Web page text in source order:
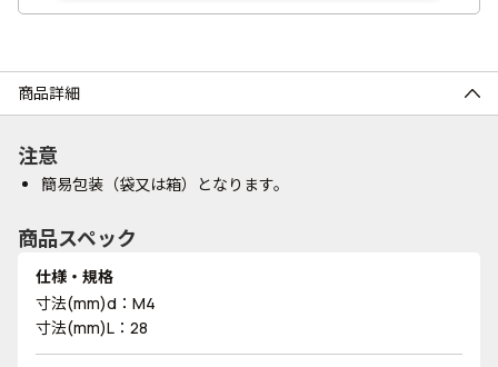
商品詳細
注意
簡易包装（袋又は箱）となります。
商品スペック
仕様・規格
寸法(mm)d：M4
寸法(mm)L：28